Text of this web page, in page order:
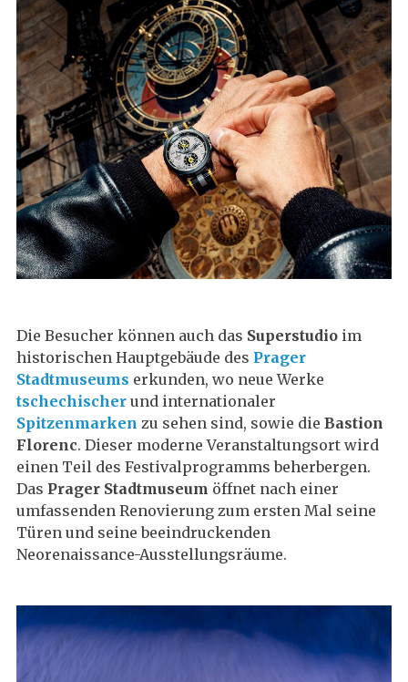
Die Besucher können auch das Superstudio im
historischen Hauptgebäude des Prager
Stadtmuseums erkunden, wo neue Werke
tschechischer und internationaler
Spitzenmarken zu sehen sind, sowie die Bastion
Florenc. Dieser moderne Veranstaltungsort wird
einen Teil des Festivalprogramms beherbergen.
Das Prager Stadtmuseum öffnet nach einer
umfassenden Renovierung zum ersten Mal seine
Türen und seine beeindruckenden
Neorenaissance-Ausstellungsräume.